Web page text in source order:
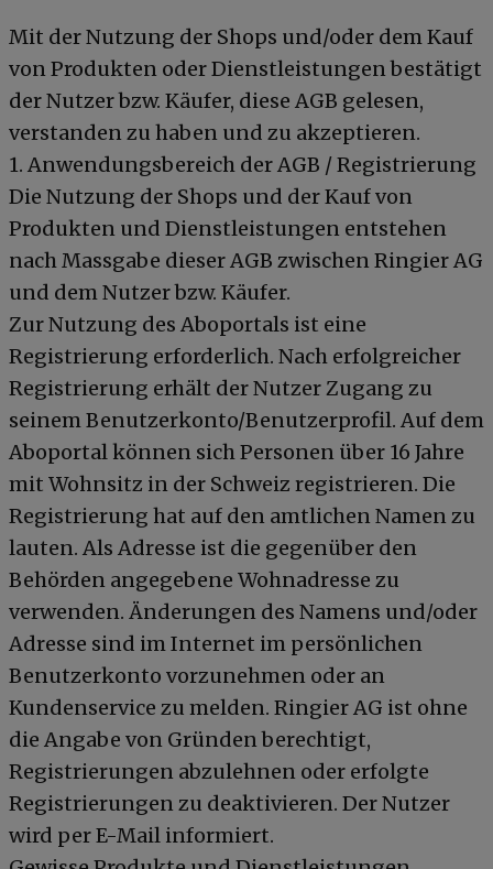
Mit der Nutzung der Shops und/oder dem Kauf
von Produkten oder Dienstleistungen bestätigt
der Nutzer bzw. Käufer, diese AGB gelesen,
verstanden zu haben und zu akzeptieren.
1. Anwendungsbereich der AGB / Registrierung
Die Nutzung der Shops und der Kauf von
Produkten und Dienstleistungen entstehen
nach Massgabe dieser AGB zwischen Ringier AG
und dem Nutzer bzw. Käufer.
Zur Nutzung des Aboportals ist eine
Registrierung erforderlich. Nach erfolgreicher
Registrierung erhält der Nutzer Zugang zu
seinem Benutzerkonto/Benutzerprofil. Auf dem
Aboportal können sich Personen über 16 Jahre
mit Wohnsitz in der Schweiz registrieren. Die
Registrierung hat auf den amtlichen Namen zu
lauten. Als Adresse ist die gegenüber den
Behörden angegebene Wohnadresse zu
verwenden. Änderungen des Namens und/oder
Adresse sind im Internet im persönlichen
Benutzerkonto vorzunehmen oder an
Kundenservice zu melden. Ringier AG ist ohne
die Angabe von Gründen berechtigt,
Registrierungen abzulehnen oder erfolgte
Registrierungen zu deaktivieren. Der Nutzer
wird per E-Mail informiert.